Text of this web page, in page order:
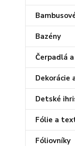
Bazény
Čerpadlá
Dekorácie
Detské
Fólie a
Fóliovníky